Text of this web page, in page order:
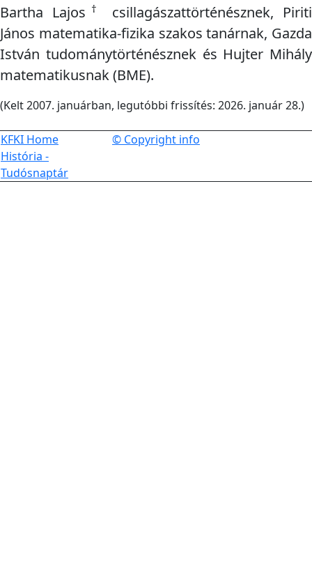
Bartha Lajos †
csillagászattörténésznek, Piriti
János matematika-fizika szakos tanárnak, Gazda
István tudománytörténésznek és Hujter Mihály
matematikusnak (BME).
(Kelt 2007. januárban, legutóbbi frissítés: 2026. január 28.)
KFKI Home
História -
Tudósnaptár
© Copyright info